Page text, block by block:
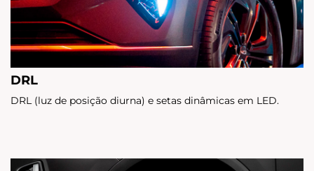
DRL
DRL (luz de posição diurna) e setas dinâmicas em LED.